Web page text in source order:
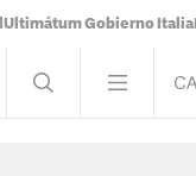
Ultimátum Gobierno Italia